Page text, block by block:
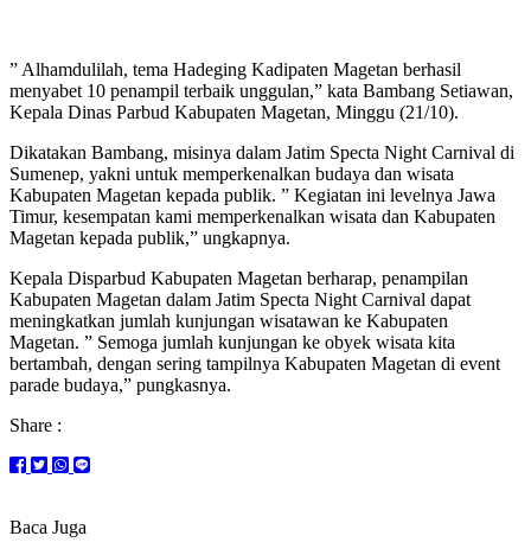
” Alhamdulilah, tema Hadeging Kadipaten Magetan berhasil
menyabet 10 penampil terbaik unggulan,” kata Bambang Setiawan,
Kepala Dinas Parbud Kabupaten Magetan, Minggu (21/10).
Dikatakan Bambang, misinya dalam Jatim Specta Night Carnival di
Sumenep, yakni untuk memperkenalkan budaya dan wisata
Kabupaten Magetan kepada publik. ” Kegiatan ini levelnya Jawa
Timur, kesempatan kami memperkenalkan wisata dan Kabupaten
Magetan kepada publik,” ungkapnya.
Kepala Disparbud Kabupaten Magetan berharap, penampilan
Kabupaten Magetan dalam Jatim Specta Night Carnival dapat
meningkatkan jumlah kunjungan wisatawan ke Kabupaten
Magetan. ” Semoga jumlah kunjungan ke obyek wisata kita
bertambah, dengan sering tampilnya Kabupaten Magetan di event
parade budaya,” pungkasnya.
Share :
Baca Juga